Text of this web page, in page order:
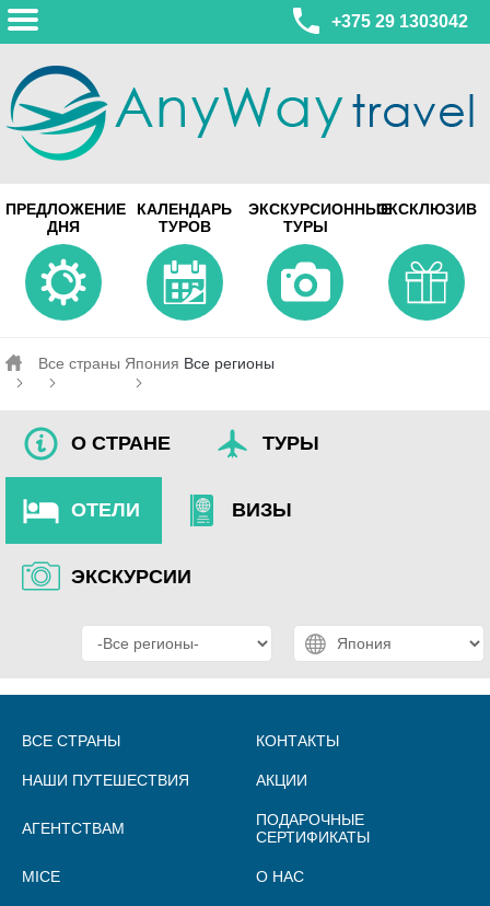
+375 29 1303042
ул. Леонида Беды, 45-547
смотреть на карте
МИНСК
Турагентство Coral Travel
ул. Притыцкого 156/1 пом.37
ул. Скрыганова 4б пом.487
ПРЕДЛОЖЕНИЕ
ДНЯ
КАЛЕНДАРЬ
ТУРОВ
ЭКСКУРСИОННЫЕ
ТУРЫ
ЭКСКЛЮЗИВ
Все страны Япония Все регионы
О СТРАНЕ ТУРЫ
ОТЕЛИ ВИЗЫ
ЭКСКУРСИИ
ВСЕ СТРАНЫ КОНТАКТЫ
НАШИ ПУТЕШЕСТВИЯ АКЦИИ
АГЕНТСТВАМ
ПОДАРОЧНЫЕ
СЕРТИФИКАТЫ
MICE О НАС